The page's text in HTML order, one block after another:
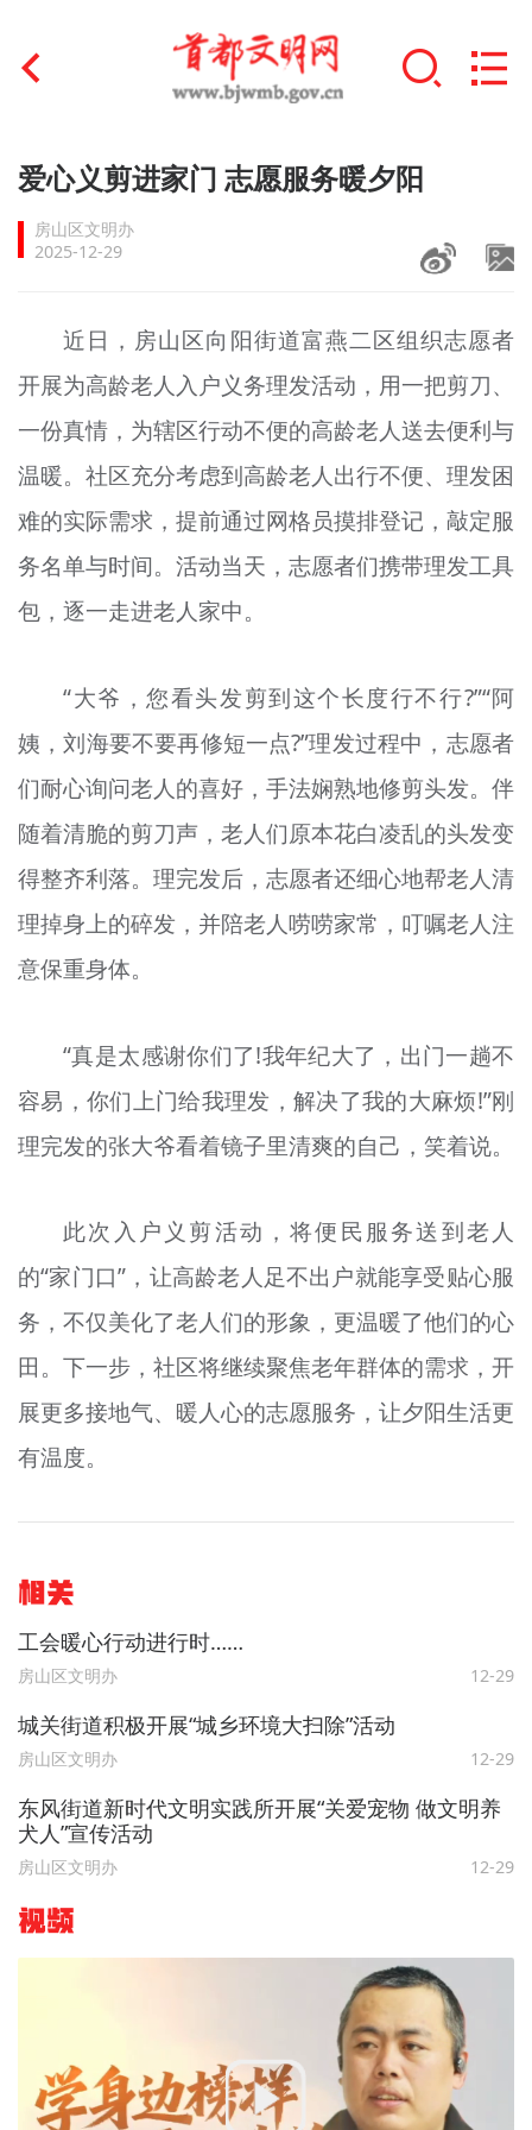
首页
文明创建
文明培育
+
未成年人思想道德建设
榜样人物
+
身边好人
文明评论
北京宣传文化引导基金
专题
资料库
+
爱心义剪进家门 志愿服务暖夕阳
房山区文明办
2025-12-29
近日，房山区向阳街道富燕二区组织志愿者
开展为高龄老人入户义务理发活动，用一把剪刀、
一份真情，为辖区行动不便的高龄老人送去便利与
温暖。社区充分考虑到高龄老人出行不便、理发困
难的实际需求，提前通过网格员摸排登记，敲定服
务名单与时间。活动当天，志愿者们携带理发工具
包，逐一走进老人家中。
“大爷，您看头发剪到这个长度行不行?”“阿
姨，刘海要不要再修短一点?”理发过程中，志愿者
们耐心询问老人的喜好，手法娴熟地修剪头发。伴
随着清脆的剪刀声，老人们原本花白凌乱的头发变
得整齐利落。理完发后，志愿者还细心地帮老人清
理掉身上的碎发，并陪老人唠唠家常，叮嘱老人注
意保重身体。
“真是太感谢你们了!我年纪大了，出门一趟不
容易，你们上门给我理发，解决了我的大麻烦!”刚
理完发的张大爷看着镜子里清爽的自己，笑着说。
此次入户义剪活动，将便民服务送到老人
的“家门口”，让高龄老人足不出户就能享受贴心服
务，不仅美化了老人们的形象，更温暖了他们的心
田。下一步，社区将继续聚焦老年群体的需求，开
展更多接地气、暖人心的志愿服务，让夕阳生活更
有温度。
相关
工会暖心行动进行时……
房山区文明办 12-29
城关街道积极开展“城乡环境大扫除”活动
房山区文明办 12-29
东风街道新时代文明实践所开展“关爱宠物 做文明养
犬人”宣传活动
房山区文明办 12-29
视频